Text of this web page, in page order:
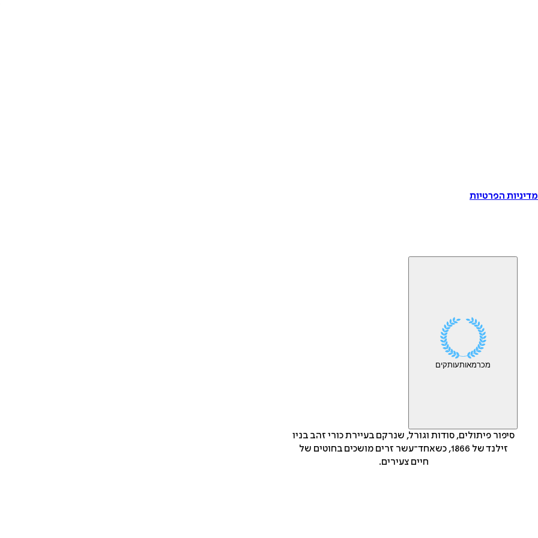
הפרטיות
מכרמאותעותקים
סיפור פיתולים, סודות וגורל, שנרקם בעיירת כורי זהב בניו
זילנד של 1866, כשאחד־עשר זרים מושכים בחוטים של
חיים צעירים.